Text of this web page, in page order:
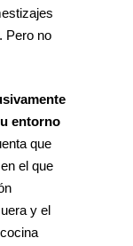
Pero no
entorno
que
el que
y el